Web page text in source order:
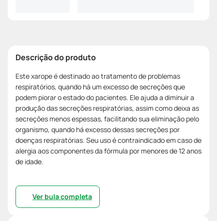
Descrição do produto
Este xarope é destinado ao tratamento de problemas
respiratórios, quando há um excesso de secreções que
podem piorar o estado do pacientes. Ele ajuda a diminuir a
produção das secreções respiratórias, assim como deixa as
secreções menos espessas, facilitando sua eliminação pelo
organismo, quando há excesso dessas secreções por
doenças respiratórias. Seu uso é contraindicado em caso de
alergia aos componentes da fórmula por menores de 12 anos
de idade.
Ver bula completa